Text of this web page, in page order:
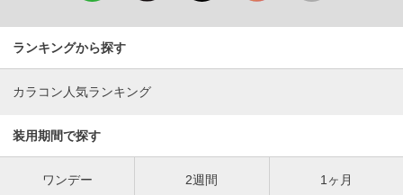
ランキングから探す
カラコン人気ランキング
装用期間で探す
ワンデー 2週間 1ヶ月